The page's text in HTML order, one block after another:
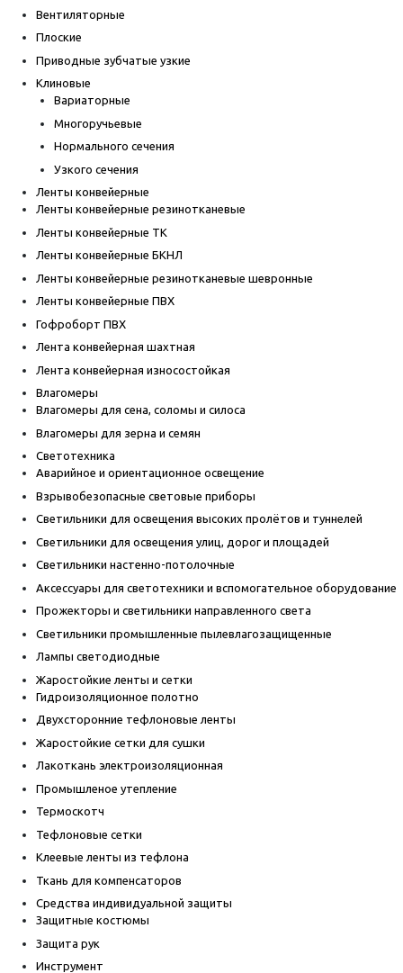
Вентиляторные
Плоские
Приводные зубчатые узкие
Клиновые
Вариаторные
Многоручьевые
Нормального сечения
Узкого сечения
Ленты конвейерные
Ленты конвейерные резинотканевые
Ленты конвейерные ТК
Ленты конвейерные БКНЛ
Ленты конвейерные резинотканевые шевронные
Ленты конвейерные ПВХ
Гофроборт ПВХ
Лента конвейерная шахтная
Лента конвейерная износостойкая
Влагомеры
Влагомеры для сена, соломы и силоса
Влагомеры для зерна и семян
Светотехника
Аварийное и ориентационное освещение
Взрывобезопасные световые приборы
Светильники для освещения высоких пролётов и туннелей
Светильники для освещения улиц, дорог и площадей
Светильники настенно-потолочные
Аксессуары для светотехники и вспомогательное оборудование
Прожекторы и светильники направленного света
Светильники промышленные пылевлагозащищенные
Лампы светодиодные
Жаростойкие ленты и сетки
Гидроизоляционное полотно
Двухсторонние тефлоновые ленты
Жаростойкие сетки для сушки
Лакоткань электроизоляционная
Промышленое утепление
Термоскотч
Тефлоновые сетки
Клеевые ленты из тефлона
Ткань для компенсаторов
Средства индивидуальной защиты
Защитные костюмы
Защита рук
Инструмент